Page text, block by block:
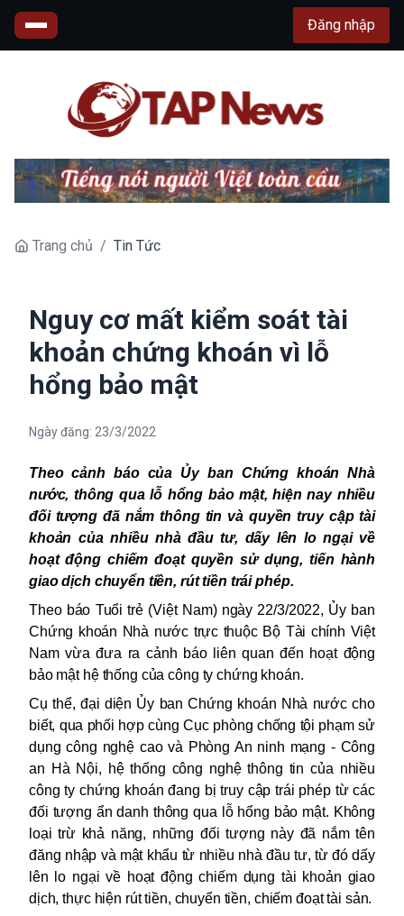
Đăng nhập
Trang chủ / Tin Tức
Nguy cơ mất kiểm soát tài
khoản chứng khoán vì lỗ
hổng bảo mật
Ngày đăng: 23/3/2022
Theo cảnh báo của Ủy ban Chứng khoán Nhà
nước, thông qua lỗ hổng bảo mật, hiện nay nhiều
đối tượng đã nắm thông tin và quyền truy cập tài
khoản của nhiều nhà đầu tư, dấy lên lo ngại về
hoạt động chiếm đoạt quyền sử dụng, tiến hành
giao dịch chuyển tiền, rút tiền trái phép.
Theo báo Tuổi trẻ (Việt Nam) ngày 22/3/2022, Ủy ban
Chứng khoán Nhà nước trực thuộc Bộ Tài chính Việt
Nam vừa đưa ra cảnh báo liên quan đến hoạt động
bảo mật hệ thống của công ty chứng khoán.
Cụ thể, đại diện Ủy ban Chứng khoán Nhà nước cho
biết, qua phối hợp cùng Cục phòng chống tội phạm sử
dụng công nghệ cao và Phòng An ninh mạng - Công
an Hà Nội, hệ thống công nghệthông tin của nhiều
công ty chứng khoán đang bị truy cập trái phép từ các
đối tượng ẩn danh thông qua lỗ hổng bảo mật. Không
loại trừ khả năng, những đối tượng này đã nắm tên
đăng nhập và mật khẩu từ nhiều nhà đầu tư, từ đó dấy
lên lo ngại về hoạt động chiếm dụng tài khoản giao
dịch, thực hiện rút tiền, chuyển tiền, chiếm đoạt tài sản.